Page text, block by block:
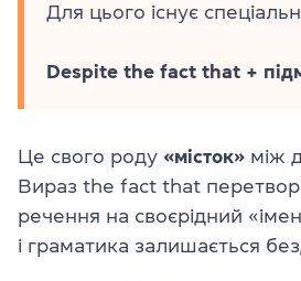
Для цього існує
Despite the fact that +
Це свого роду «місток» між
Вираз the fact that
речення на своєрідний
і граматика залишається